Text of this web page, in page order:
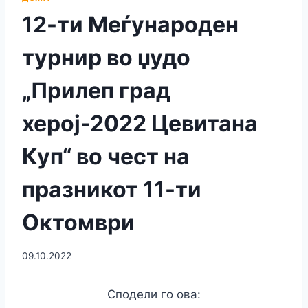
12-ти Меѓународен
турнир во џудо
„Прилеп град
херој-2022 Цевитана
Куп“ во чест на
празникот 11-ти
Октомври
09.10.2022
Сподели го ова: